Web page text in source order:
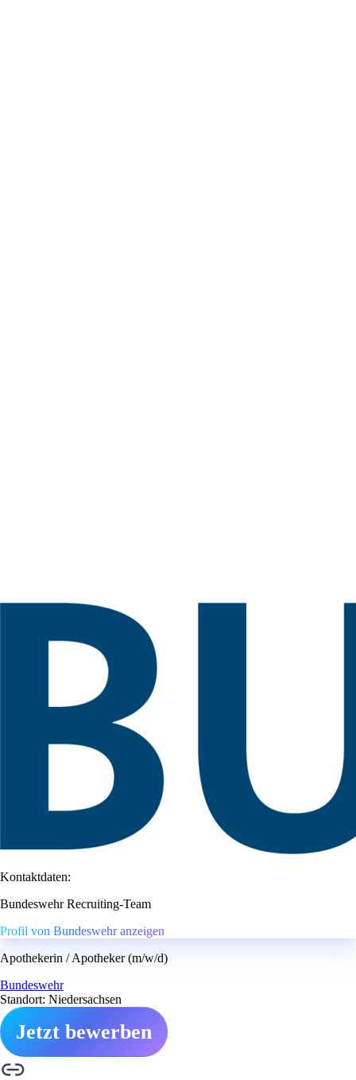
Kontaktdaten:
Bundeswehr Recruiting-Team
Profil von Bundeswehr anzeigen
Apothekerin / Apotheker (m/w/d)
Bundeswehr
Standort: Niedersachsen
Jetzt bewerben